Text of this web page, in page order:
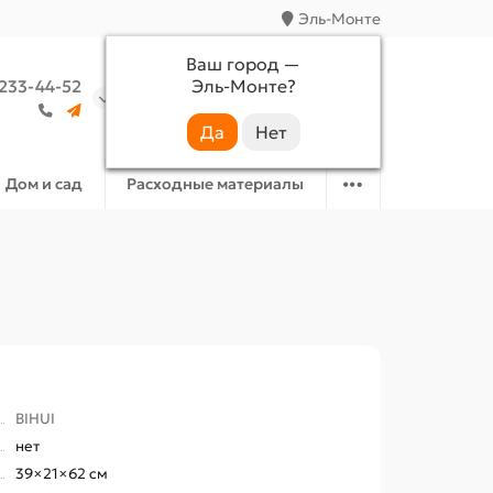
Эль-Монте
Ваш город —
Эль-Монте?
44-52
Аккаунт Избранное
Дом и сад Расходные материалы
BIHUI
нет
39×21×62 см